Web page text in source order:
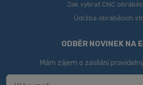
Jak vybrat CNC
Údržba obráběcích
ODBĚR NOVINEK NA
Mám zájem o zasílání